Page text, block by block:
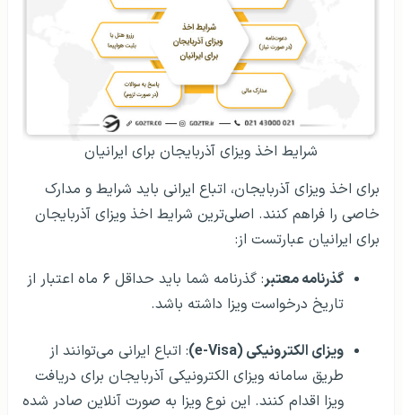
شرایط اخذ ویزای آذربایجان برای ایرانیان
برای اخذ ویزای آذربایجان، اتباع ایرانی باید شرایط و مدارک
خاصی را فراهم کنند. اصلی‌ترین شرایط اخذ ویزای آذربایجان
برای ایرانیان عبارتست از:
گذرنامه معتبر
: گذرنامه شما باید حداقل ۶ ماه اعتبار از
تاریخ درخواست ویزا داشته باشد.
ویزای الکترونیکی (e-Visa)
: اتباع ایرانی می‌توانند از
طریق سامانه ویزای الکترونیکی آذربایجان برای دریافت
ویزا اقدام کنند. این نوع ویزا به صورت آنلاین صادر شده